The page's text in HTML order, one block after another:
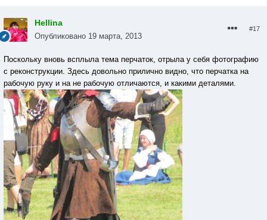
Hellina
Опубликовано 19 марта, 2013
#17
Поскольку вновь всплыла тема перчаток, отрыла у себя фотографию
с реконструкции. Здесь довольно прилично видно, что перчатка на
рабочую руку и на не рабочую отличаются, и какими деталями.